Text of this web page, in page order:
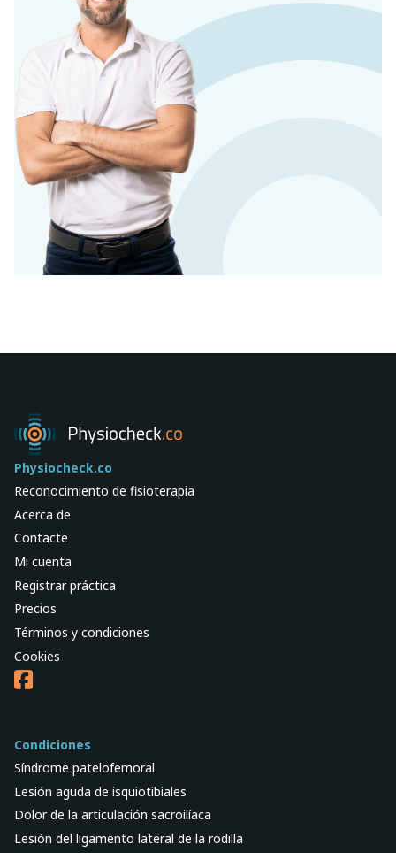
Physiocheck.co
Reconocimiento de fisioterapia
Acerca de
Contacte
Mi cuenta
Registrar práctica
Precios
Términos y condiciones
Cookies
Condiciones
Síndrome patelofemoral
Lesión aguda de isquiotibiales
Dolor de la articulación sacroilíaca
Lesión del ligamento lateral de la rodilla